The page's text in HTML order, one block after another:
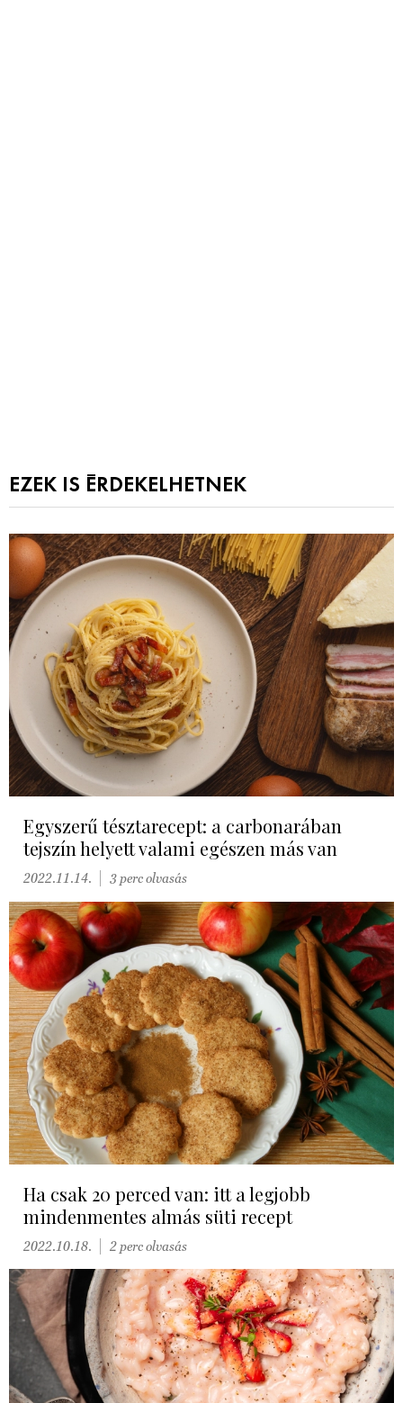
EZEK IS ÉRDEKELHETNEK
Egyszerű tésztarecept: a carbonarában
tejszín helyett valami egészen más van
2022.11.14. 3 perc olvasás
Ha csak 20 perced van: itt a legjobb
mindenmentes almás süti recept
2022.10.18. 2 perc olvasás